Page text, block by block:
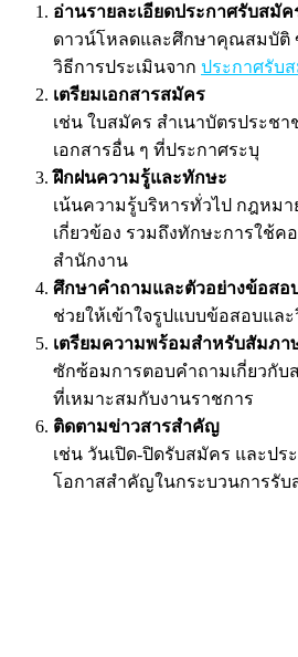
อ่านรายละเอียดประกาศรับสมัค
ดาวน์โหลดและศึกษาคุณสมบัติ
วิธีการประเมินจาก ประกาศรับ
เตรียมเอกสารสมัคร
เช่น ใบสมัคร สำเนาบัตรประช
เอกสารอื่น ๆ ที่ประกาศระบุ
ฝึกฝนความรู้และทักษะ
เน้นความรู้บริหารทั่วไป กฎหมา
เกี่ยวข้อง รวมถึงทักษะการใช้ค
สำนักงาน
ศึกษาคำถามและตัวอย่างข้อสอ
ช่วยให้เข้าใจรูปแบบข้อสอบแล
เตรียมความพร้อมสำหรับสัมภ
ซักซ้อมการตอบคำถามเกี่ยวกับ
ที่เหมาะสมกับงานราชการ
ติดตามข่าวสารสำคัญ
เช่น วันเปิด-ปิดรับสมัคร และปร
โอกาสสำคัญในกระบวนการรับ